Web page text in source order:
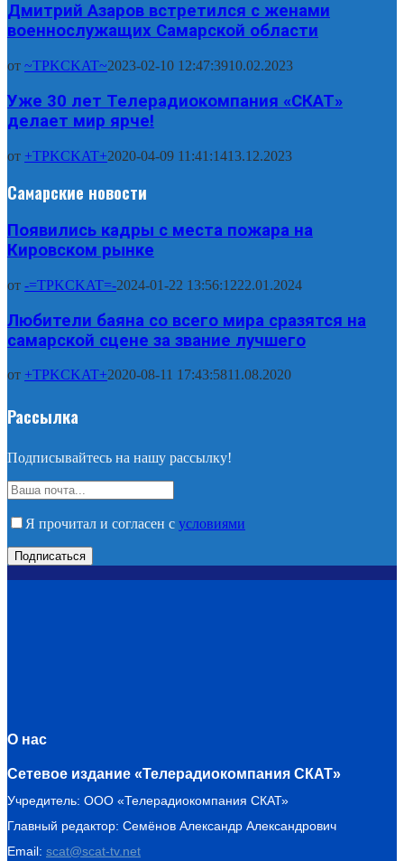
Дмитрий Азаров встретился с женами
военнослужащих Самарской области
от ~TPKCKAT~2023-02-10 12:47:3910.02.2023
Уже 30 лет Телерадиокомпания «СКАТ»
делает мир ярче!
от +TPKCKAT+2020-04-09 11:41:1413.12.2023
Самарские новости
Появились кадры с места пожара на
Кировском рынке
от -=TPKCKAT=-2024-01-22 13:56:1222.01.2024
Любители баяна со всего мира сразятся на
самарской сцене за звание лучшего
от +TPKCKAT+2020-08-11 17:43:5811.08.2020
Рассылка
Подписывайтесь на нашу рассылку!
Я прочитал и согласен с условиями
О нас
Сетевое издание «Телерадиокомпания СКАТ»
Учредитель: ООО «Телерадиокомпания СКАТ»
Главный редактор: Семёнов Александр Александрович
Email: scat@scat-tv.net